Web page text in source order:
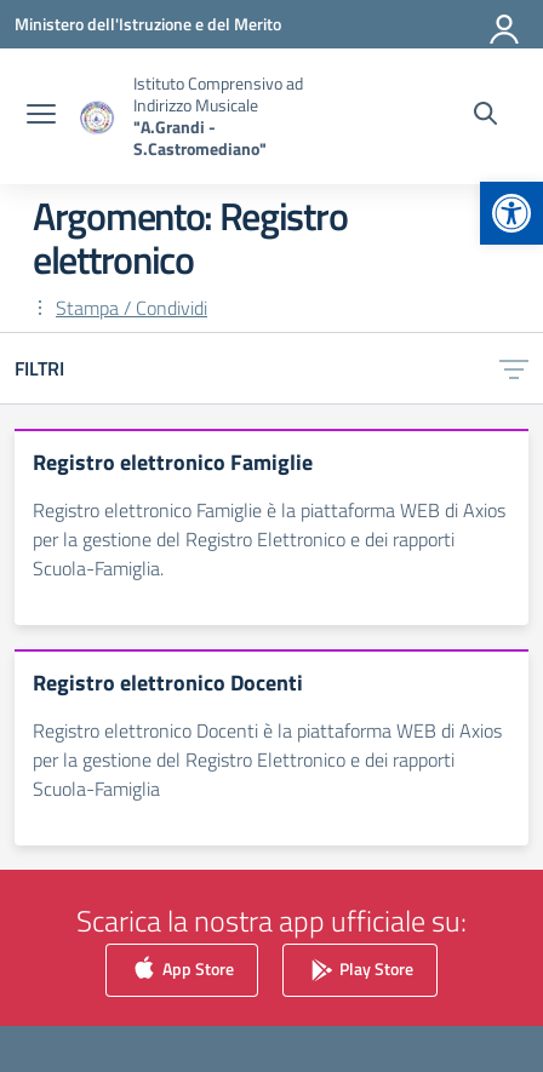
Vai ai contenuti
Vai al menu di navigazione
Vai al footer
Ministero dell'Istruzione e del Merito
Istituto Comprensivo ad
Indirizzo Musicale
"A.Grandi -
S.Castromediano"
Argomento: Registro
elettronico
Stampa / Condividi
FILTRI
Registro elettronico Famiglie
Registro elettronico Famiglie è la piattaforma WEB di Axios
per la gestione del Registro Elettronico e dei rapporti
Scuola-Famiglia.
Registro elettronico Docenti
Registro elettronico Docenti è la piattaforma WEB di Axios
per la gestione del Registro Elettronico e dei rapporti
Scuola-Famiglia
Scarica la nostra app ufficiale su:
App Store Play Store